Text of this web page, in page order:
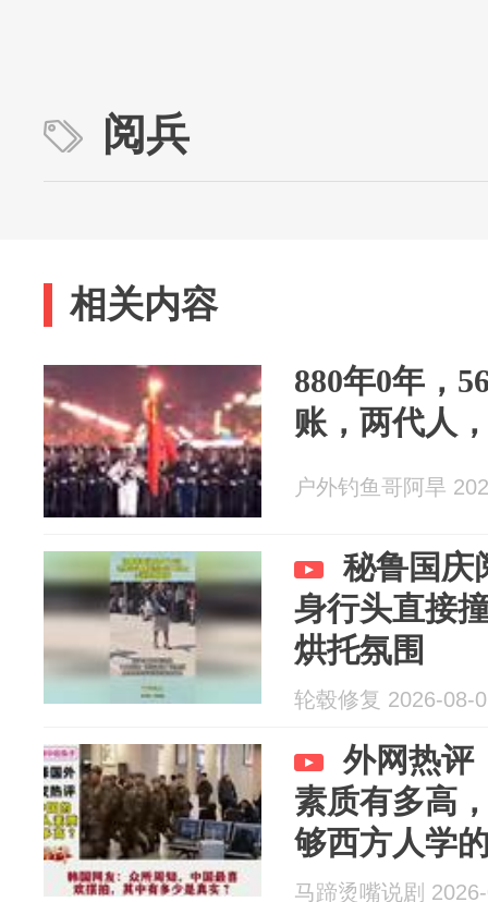
阅兵
相关内容
880年0年，
账，两代人
户外钓鱼哥阿旱
秘鲁国庆
身行头直接
烘托氛围
轮毂修复 2026-08-
外网热评
素质有多高
够西方人学
马蹄烫嘴说剧